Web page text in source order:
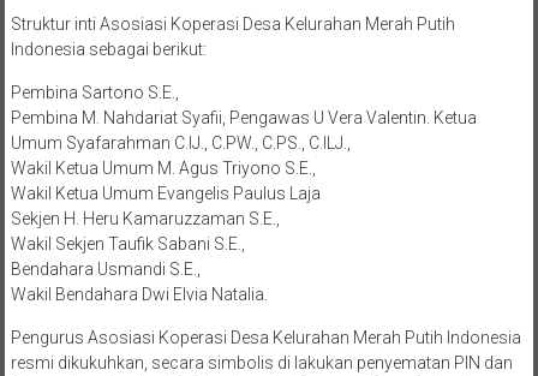
Indonesia sebagai berikut:
Pembina M. Nahdariat Syafii, Pengawas U Vera Valentin. Ketua
Umum Syafarahman C.IJ., C.PW., C.PS., C.ILJ.,
Wakil Ketua Umum M. Agus Triyono S.E.,
Wakil Ketua Umum Evangelis Paulus Laja
Sekjen H. Heru Kamaruzzaman S.E.,
Wakil Sekjen Taufik Sabani S.E.,
Bendahara Usmandi S.E.,
Wakil Bendahara Dwi Elvia Natalia.
resmi dikukuhkan, secara simbolis di lakukan penyematan PIN dan
Penyerahan Bendera Pataka Asosiasi Koperasi Desa Kelurahan